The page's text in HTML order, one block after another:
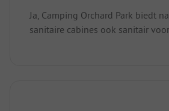
Ja, Camping Orchard Park biedt
sanitaire cabines ook sanitair